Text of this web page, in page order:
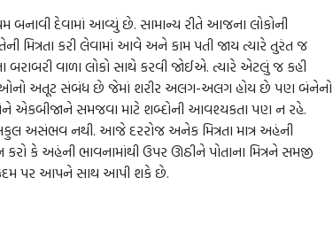
બનાવી દેવામાં આવ્યું છે. સામાન્ય રીતે આજના લોકોની
મિત્રતા કરી લેવામાં આવે અને કામ પતી જાય ત્યારે તુરંત જ
બરાબરી વાળા લોકો સાથે કરવી જોઈએ. ત્યારે એટલું જ કહી
અતૂટ સંબંધ છે જેમાં શરીર અલગ-અલગ હોય છે પણ બંનેનો
એકબીજાને સમજવા માટે શબ્દોની આવશ્યકતા પણ ન રહે.
અસંભવ નથી. આજે દરરોજ અનેક મિત્રતા માત્ર અહંની
કે અહંની ભાવનામાંથી ઉપર ઊઠીને પોતાના મિત્રને સમજી
કદમ પર આપને સાથ આપી શકે છે.